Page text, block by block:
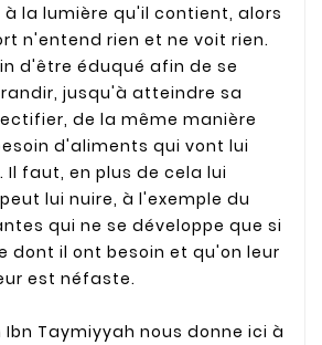
(1 avis)
la lumière qu'il contient, alors
n'entend rien et ne voit rien.
d'être éduqué afin de se
jusqu'à atteindre sa
de la même manière
d'aliments qui vont lui
faut, en plus de cela lui
lui nuire, à l'exemple du
qui ne se développe que si
dont il ont besoin et qu'on leur
est néfaste.
Taymiyyah nous donne ici à